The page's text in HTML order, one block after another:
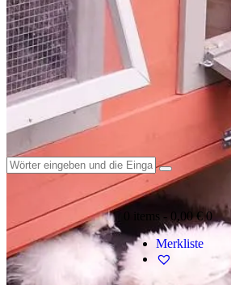
0 items - 0,00 € 0
Merkliste